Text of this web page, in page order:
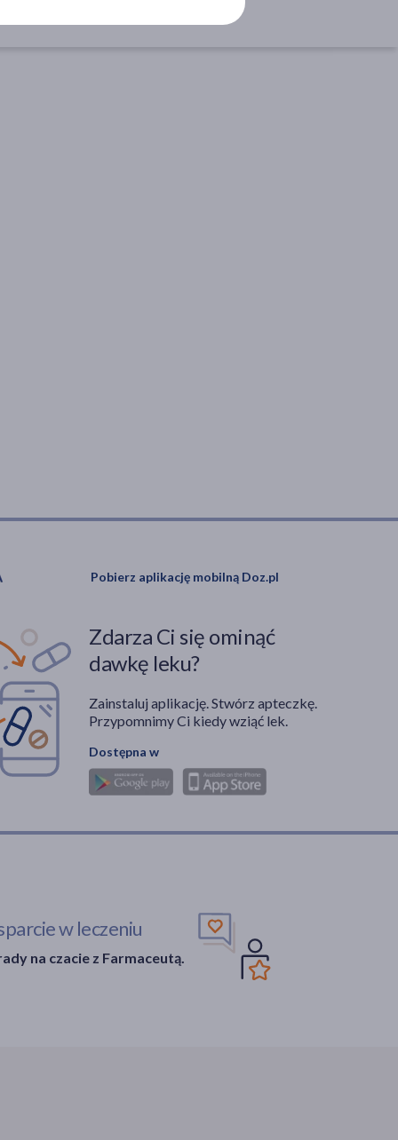
Pobierz aplikację mobilną Doz.pl
Zdarza Ci się ominąć
dawkę leku?
Zainstaluj aplikację. Stwórz apteczkę.
Przypomnimy Ci kiedy wziąć lek.
Dostępna w
w leczeniu
na czacie z Farmaceutą.